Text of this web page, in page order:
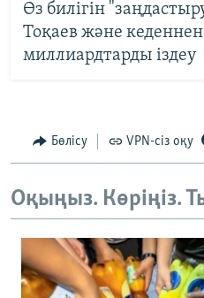
Өз билігін
Тоқаев және
миллиардтарды іздеу
Бөлісу VPN-сіз оқу
Оқыңыз. Көріңіз.